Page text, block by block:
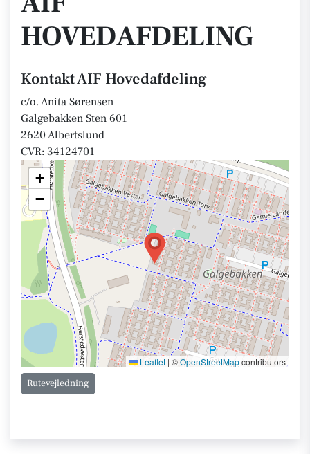
HOVEDAFDELING
Kontakt AIF Hovedafdeling
c/o. Anita Sørensen
Galgebakken Sten 601
2620 Albertslund
CVR: 34124701
+
−
Leaflet |©OpenStreetMapcontributors
Rutevejledning